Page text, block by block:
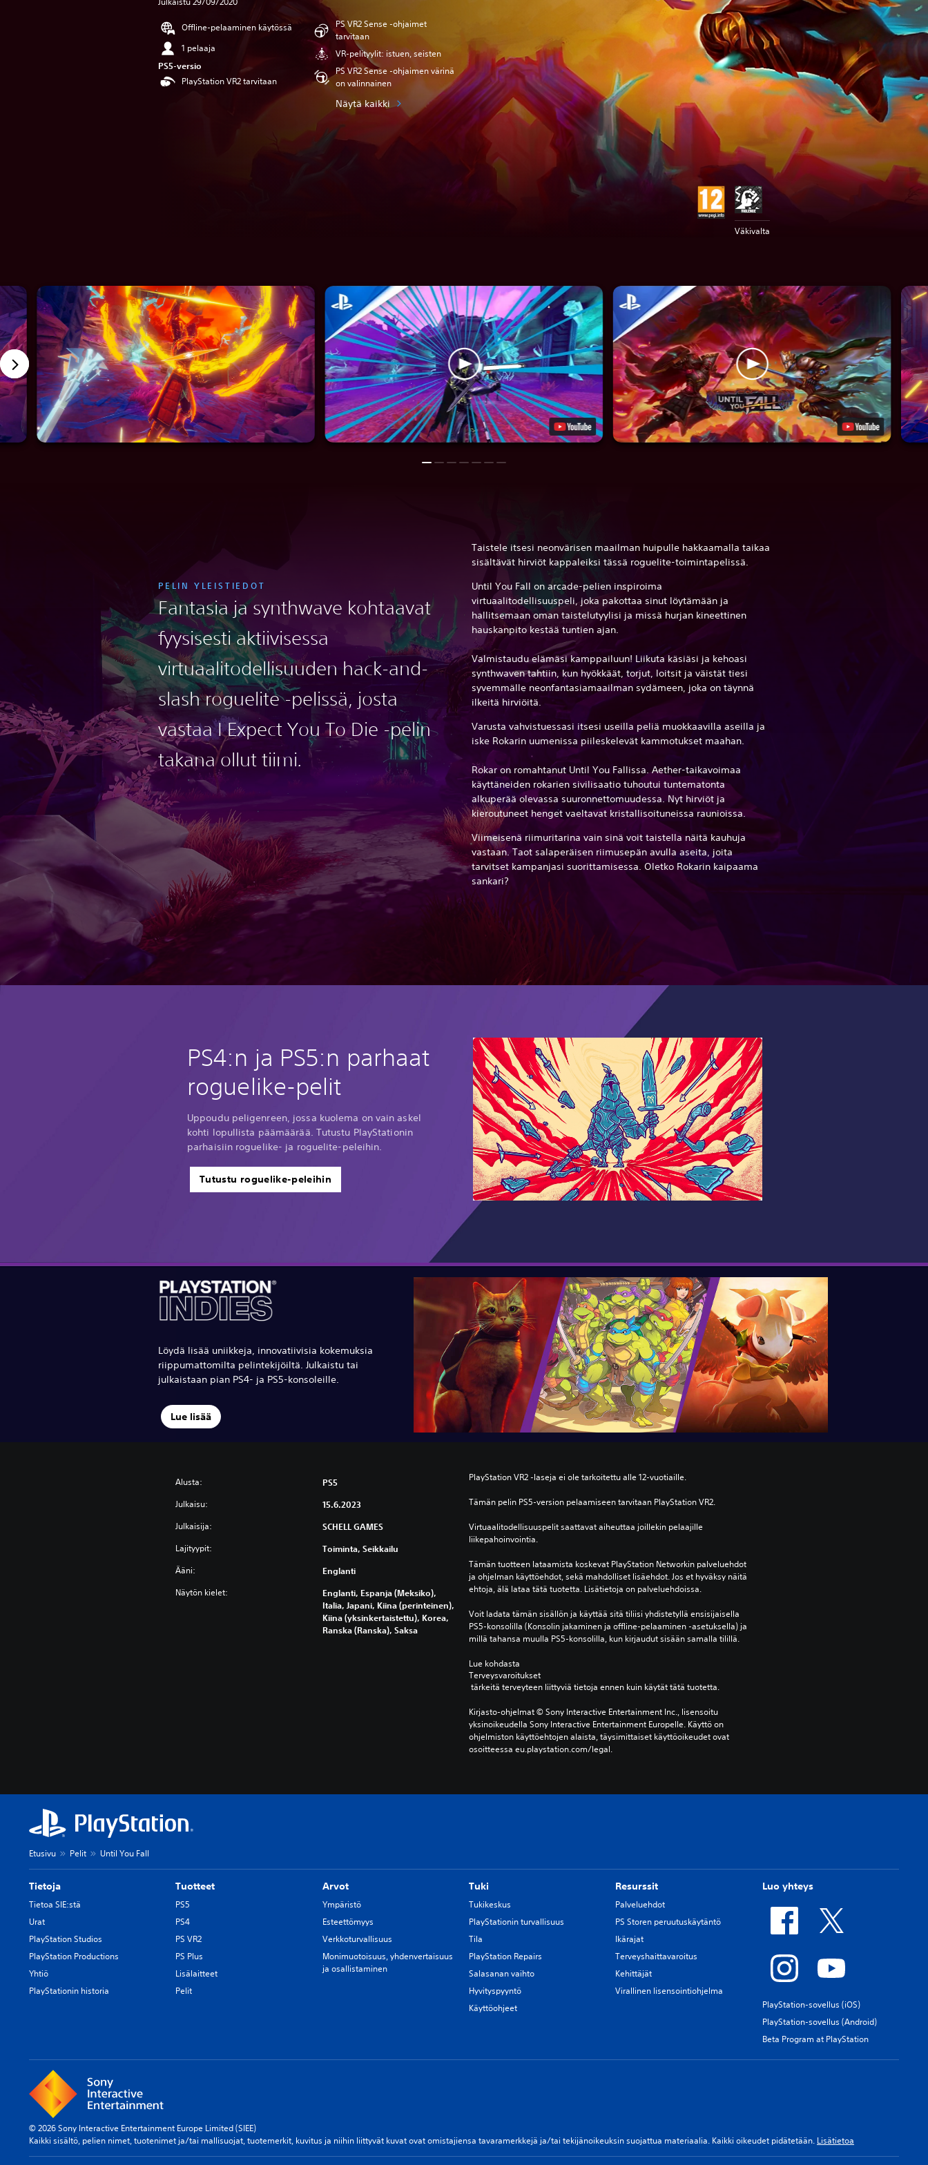
Offline-pelaaminen käytössä
1 pelaaja
PS5-versio
PlayStation VR2 tarvitaan
PS VR2 Sense -ohjaimet
tarvitaan
VR-pelityylit: istuen, seisten
PS VR2 Sense -ohjaimen värinä
on valinnainen
Näytä kaikki
Väkivalta
PELIN YLEISTIEDOT
Fantasia ja synthwave kohtaavat
fyysisesti aktiivisessa
virtuaalitodellisuuden hack-and-
slash roguelite -pelissä, josta
vastaa I Expect You To Die -pelin
takana ollut tiimi.
Taistele itsesi neonvärisen maailman huipulle hakkaamalla taikaa
sisältävät hirviöt kappaleiksi tässä roguelite-toimintapelissä.
Until You Fall on arcade-pelien inspiroima
virtuaalitodellisuuspeli, joka pakottaa sinut löytämään ja
hallitsemaan oman taistelutyylisi ja missä hurjan kineettinen
hauskanpito kestää tuntien ajan.
Valmistaudu elämäsi kamppailuun! Liikuta käsiäsi ja kehoasi
synthwaven tahtiin, kun hyökkäät, torjut, loitsit ja väistät tiesi
syvemmälle neonfantasiamaailman sydämeen, joka on täynnä
ilkeitä hirviöitä.
Varusta vahvistuessasi itsesi useilla peliä muokkaavilla aseilla ja
iske Rokarin uumenissa piileskelevät kammotukset maahan.
Rokar on romahtanut Until You Fallissa. Aether-taikavoimaa
käyttäneiden rokarien sivilisaatio tuhoutui tuntematonta
alkuperää olevassa suuronnettomuudessa. Nyt hirviöt ja
kieroutuneet henget vaeltavat kristallisoituneissa raunioissa.
Viimeisenä riimuritarina vain sinä voit taistella näitä kauhuja
vastaan. Taot salaperäisen riimusepän avulla aseita, joita
tarvitset kampanjasi suorittamisessa. Oletko Rokarin kaipaama
sankari?
PS4:n ja PS5:n parhaat
roguelike-pelit
Uppoudu peligenreen, jossa kuolema on vain askel
kohti lopullista päämäärää. Tutustu PlayStationin
parhaisiin roguelike- ja roguelite-peleihin.
Tutustu roguelike-peleihin
Löydä lisää uniikkeja, innovatiivisia kokemuksia
riippumattomilta pelintekijöiltä. Julkaistu tai
julkaistaan pian PS4- ja PS5-konsoleille.
Lue lisää
Alusta: PS5
Julkaisu: 15.6.2023
Julkaisija: SCHELL GAMES
Lajityypit: Toiminta, Seikkailu
Ääni: Englanti
Näytön kielet:
Englanti, Espanja (Meksiko),
Italia, Japani, Kiina (perinteinen),
Kiina (yksinkertaistettu), Korea,
Ranska (Ranska), Saksa
PlayStation VR2 ‑laseja ei ole tarkoitettu alle 12-vuotiaille.
Tämän pelin PS5-version pelaamiseen tarvitaan PlayStation VR2.
Virtuaalitodellisuuspelit saattavat aiheuttaa joillekin pelaajille
liikepahoinvointia.
Tämän tuotteen lataamista koskevat PlayStation Networkin palveluehdot
ja ohjelman käyttöehdot, sekä mahdolliset lisäehdot. Jos et hyväksy näitä
ehtoja, älä lataa tätä tuotetta. Lisätietoja on palveluehdoissa.
Voit ladata tämän sisällön ja käyttää sitä tiliisi yhdistetyllä ensisijaisella
PS5-konsolilla (Konsolin jakaminen ja offline-pelaaminen -asetuksella) ja
millä tahansa muulla PS5-konsolilla, kun kirjaudut sisään samalla tilillä.
Lue kohdasta
Terveysvaroitukset
tärkeitä terveyteen liittyviä tietoja ennen kuin käytät tätä tuotetta.
Kirjasto-ohjelmat © Sony Interactive Entertainment Inc., lisensoitu
yksinoikeudella Sony Interactive Entertainment Europelle. Käyttö on
ohjelmiston käyttöehtojen alaista, täysimittaiset käyttöoikeudet ovat
osoitteessa eu.playstation.com/legal.
Etusivu Pelit Until You Fall
Tietoja
Tietoa SIE:stä
Urat
PlayStation Studios
PlayStation Productions
Yhtiö
PlayStationin historia
Tuotteet
PS5
PS4
PS VR2
PS Plus
Lisälaitteet
Pelit
Arvot
Ympäristö
Esteettömyys
Verkkoturvallisuus
Monimuotoisuus, yhdenvertaisuus
ja osallistaminen
Tuki
Tukikeskus
PlayStationin turvallisuus
Tila
PlayStation Repairs
Salasanan vaihto
Hyvityspyyntö
Käyttöohjeet
Resurssit
Palveluehdot
PS Storen peruutuskäytäntö
Ikärajat
Terveyshaittavaroitus
Kehittäjät
Virallinen lisensointiohjelma
Luo yhteys
PlayStation-sovellus (iOS)
PlayStation-sovellus (Android)
Beta Program at PlayStation
© 2026 Sony Interactive Entertainment Europe Limited (SIEE)
Kaikki sisältö, pelien nimet, tuotenimet ja/tai mallisuojat, tuotemerkit, kuvitus ja niihin liittyvät kuvat ovat omistajiensa tavaramerkkejä ja/tai tekijänoikeuksin suojattua materiaalia. Kaikki oikeudet pidätetään. Lisätietoa